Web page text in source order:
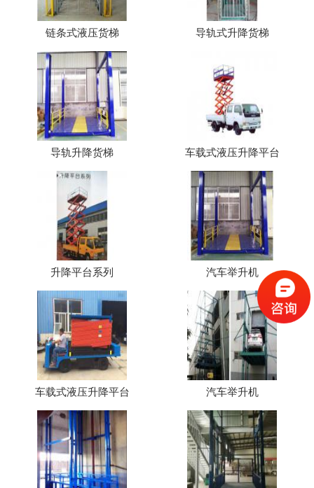
链条式液压货梯 导轨式升降货梯
导轨升降货梯 车载式液压升降平台
升降平台系列 汽车举升机
车载式液压升降平台 汽车举升机